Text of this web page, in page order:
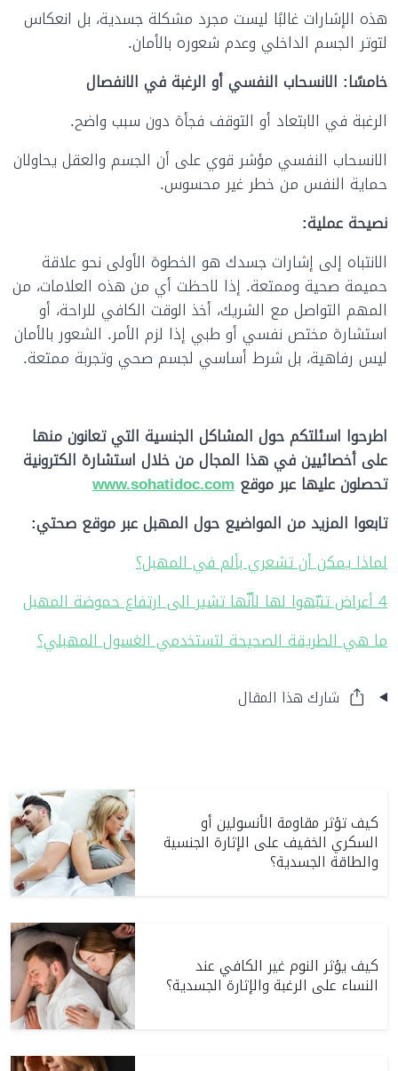
هذه الإشارات غالبًا ليست مجرد مشكلة جسدية، بل انعكاس
لتوتر الجسم الداخلي وعدم شعوره بالأمان.
خامسًا: الانسحاب النفسي أو الرغبة في الانفصال
الرغبة في الابتعاد أو التوقف فجأة دون سبب واضح.
الانسحاب النفسي مؤشر قوي على أن الجسم والعقل يحاولان
حماية النفس من خطر غير محسوس.
نصيحة عملية:
الانتباه إلى إشارات جسدك هو الخطوة الأولى نحو علاقة
حميمة صحية وممتعة. إذا لاحظت أي من هذه العلامات، من
المهم التواصل مع الشريك، أخذ الوقت الكافي للراحة، أو
استشارة مختص نفسي أو طبي إذا لزم الأمر. الشعور بالأمان
ليس رفاهية، بل شرط أساسي لجسم صحي وتجربة ممتعة.
اطرحوا اسئلتكم حول المشاكل الجنسية التي تعانون منها
على أخصائيين في هذا المجال من خلال استشارة الكترونية
تحصلون عليها عبر موقع www.sohatidoc.com
تابعوا المزيد من المواضيع حول المهبل عبر موقع صحتي:
لماذا يمكن أن تشعري بألم في المهبل؟
4 أعراض تنبّهوا لها لأنّها تشير الى ارتفاع حموضة المهبل
ما هي الطريقة الصحيحة لتستخدمي الغسول المهبلي؟
شارك هذا المقال
كيف تؤثر مقاومة الأنسولين أو
السكري الخفيف على الإثارة الجنسية
والطاقة الجسدية؟
كيف يؤثر النوم غير الكافي عند
النساء على الرغبة والإثارة الجسدية؟